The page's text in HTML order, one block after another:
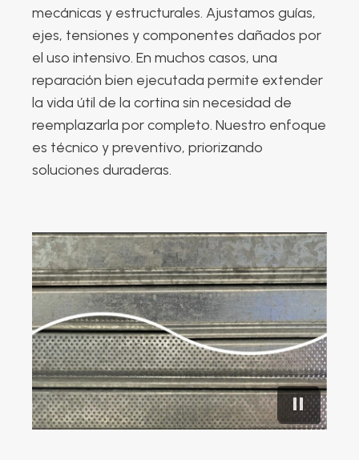
mecánicas y estructurales. Ajustamos guías,
ejes, tensiones y componentes dañados por
el uso intensivo. En muchos casos, una
reparación bien ejecutada permite extender
la vida útil de la cortina sin necesidad de
reemplazarla por completo. Nuestro enfoque
es técnico y preventivo, priorizando
soluciones duraderas.